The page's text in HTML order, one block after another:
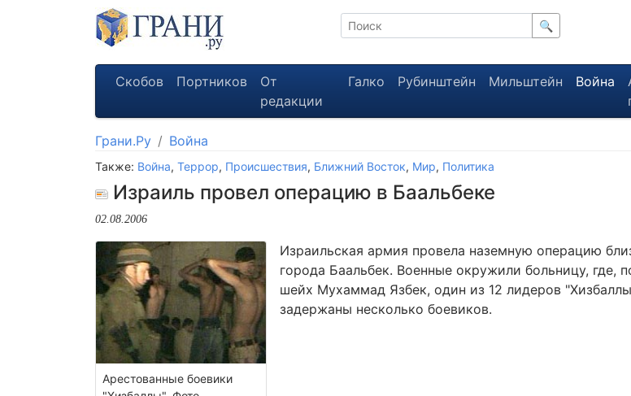
🔍
Скобов Портников
От
редакции
Галко Рубинштейн Мильштейн Война
Грани.Ру Война
Также: Война, Террор, Происшествия, Ближний Восток, Мир, Политика
Израиль провел операцию в Баальбеке
02.08.2006
Арестованные боевики
Израильская армия провела наземную операцию
города Баальбек. Военные окружили больницу, где,
шейх Мухаммад Язбек, один из 12 лидеров
задержаны несколько боевиков.